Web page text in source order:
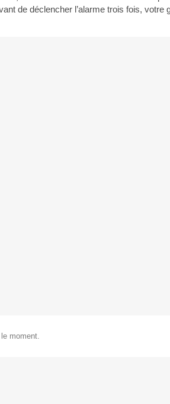
de déclencher l’alarme trois fois, votre
moment.